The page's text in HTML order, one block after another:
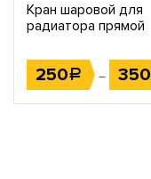
Кран шаровой для
радиатора прямой
250Р – 350